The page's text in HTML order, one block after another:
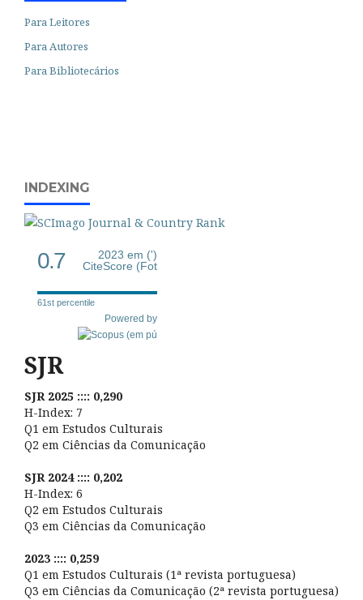
Para Leitores
Para Autores
Para Bibliotecários
INDEXING
0.7
2023 em (')
CiteScore (Fot
61st percentile
Powered by
SJR
SJR 2025 :::: 0,290
H-Index: 7
Q1 em Estudos Culturais
Q2 em Ciências da Comunicação
SJR 2024 :::: 0,202
H-Index: 6
Q2 em Estudos Culturais
Q3 em Ciências da Comunicação
2023 :::: 0,259
Q1 em Estudos Culturais (1ª revista portuguesa)
Q3 em Ciências da Comunicação (2ª revista portuguesa)